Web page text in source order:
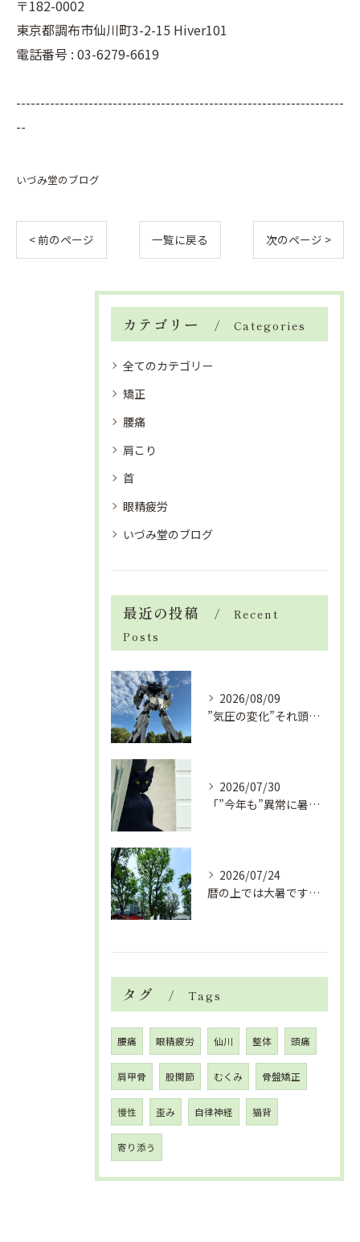
〒182-0002
東京都調布市仙川町3-2-15 Hiver101
電話番号 : 03-6279-6619
--------------------------------------------------------------------
--
いづみ堂のブログ
< 前のページ 一覧に戻る 次のページ >
カテゴリー Categories
全てのカテゴリー
矯正
腰痛
肩こり
首
眼精疲労
いづみ堂のブログ
最近の投稿
Recent
Posts
2026/08/09
”気圧の変化”それ頭痛の”たね”ですよ「眼精疲労改善コース」
2026/07/30
「”今年も”異常に暑い夏」酷暑+冷房＝夏風邪、腰痛、ひざの痛...
2026/07/24
暦の上では大暑です！腰痛や肩こりから来る頭痛
タグ Tags
腰痛 眼精疲労 仙川 整体 頭痛
肩甲骨 股関節 むくみ 骨盤矯正
慢性 歪み 自律神経 猫背
寄り添う